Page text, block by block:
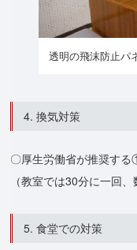
透明の飛沫防止パ
4. 換気対策
〇厚生労働省が推奨す
（教室では30分に一回
5. 食堂での対策